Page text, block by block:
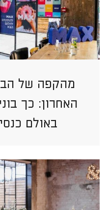
מהקפה של
האחרון: כך
באולם